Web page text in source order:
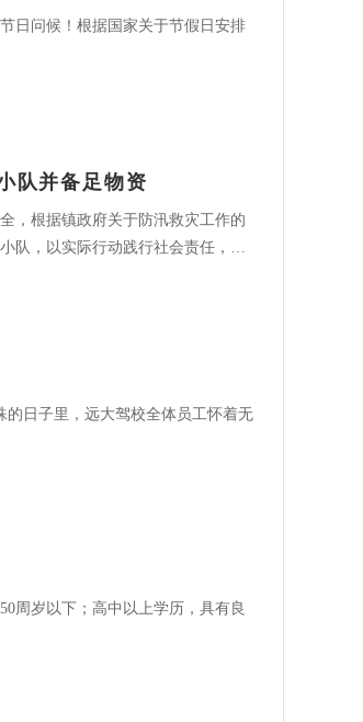
日问候！根据国家关于节假日安排
队并备足物资
，根据镇政府关于防汛救灾工作的
队，以实际行动践行社会责任，为
的日子里，远大驾校全体员工怀着无
周岁以下；高中以上学历，具有良